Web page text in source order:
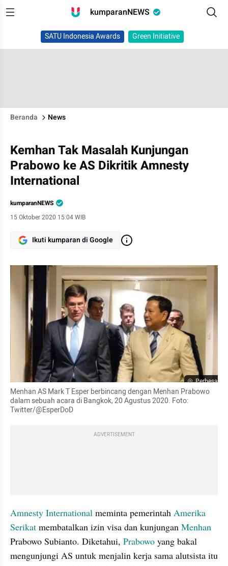
kumparanNEWS
SATU Indonesia Awards Green Initiative
Beranda News
Kemhan Tak Masalah Kunjungan
Prabowo ke AS Dikritik Amnesty
International
kumparanNEWS
15 Oktober 2020 15:04 WIB
Ikuti kumparan di Google
Perbesar
Menhan AS Mark T Esper berbincang dengan Menhan Prabowo
dalam sebuah acara di Bangkok, 20 Agustus 2020. Foto:
Twitter/@EsperDoD
ADVERTISEMENT
Amnesty International meminta pemerintah Amerika
Serikat membatalkan izin visa dan kunjungan
Prabowo Subianto. Diketahui, Prabowo yang bakal
mengunjungi AS untuk menjalin kerja sama alutsista itu